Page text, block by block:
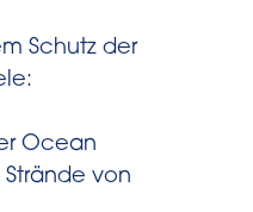
Schutz der
Ocean
von